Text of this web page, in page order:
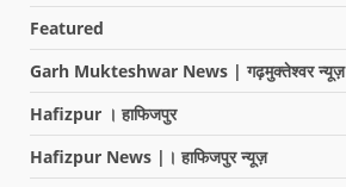
Featured
Garh Mukteshwar News | गढ़मुक्तेश्वर न्यूज़
Hafizpur । हाफिजपुर
Hafizpur News |। हाफिजपुर न्यूज़